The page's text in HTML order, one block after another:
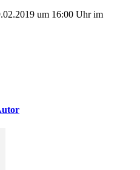
um 16:00 Uhr im